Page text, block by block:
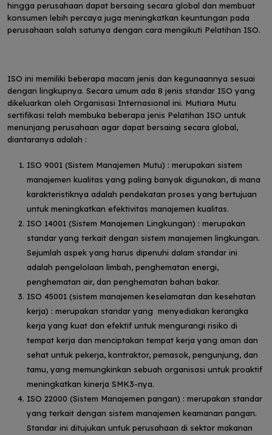
hingga perusahaan dapat bersaing secara global dan membuat
konsumen lebih percaya juga meningkatkan keuntungan pada
perusahaan salah satunya dengan cara mengikuti Pelatihan ISO.
ISO ini memiliki beberapa macam jenis dan kegunaannya sesuai
dengan lingkupnya. Secara umum ada 8 jenis standar ISO yang
dikeluarkan oleh Organisasi Internasional ini. Mutiara Mutu
sertifikasi telah membuka beberapa jenis Pelatihan ISO untuk
menunjang perusahaan agar dapat bersaing secara global,
diantaranya adalah :
ISO 9001 (Sistem Manajemen Mutu) : merupakan sistem
manajemen kualitas yang paling banyak digunakan, di mana
karakteristiknya adalah pendekatan proses yang bertujuan
untuk meningkatkan efektivitas manajemen kualitas.
ISO 14001 (Sistem Manajemen Lingkungan) : merupakan
standar yang terkait dengan sistem manajemen lingkungan.
Sejumlah aspek yang harus dipenuhi dalam standar ini
adalah pengelolaan limbah, penghematan energi,
penghematan air, dan penghematan bahan bakar.
ISO 45001 (sistem manajemen keselamatan dan kesehatan
kerja) : merupakan standar yang menyediakan kerangka
kerja yang kuat dan efektif untuk mengurangi risiko di
tempat kerja dan menciptakan tempat kerja yang aman dan
sehat untuk pekerja, kontraktor, pemasok, pengunjung, dan
tamu, yang memungkinkan sebuah organisasi untuk proaktif
meningkatkan kinerja SMK3-nya.
ISO 22000 (Sistem Manajemen pangan) : merupakan standar
yang terkait dengan sistem manajemen keamanan pangan.
Standar ini ditujukan untuk perusahaan di sektor makanan